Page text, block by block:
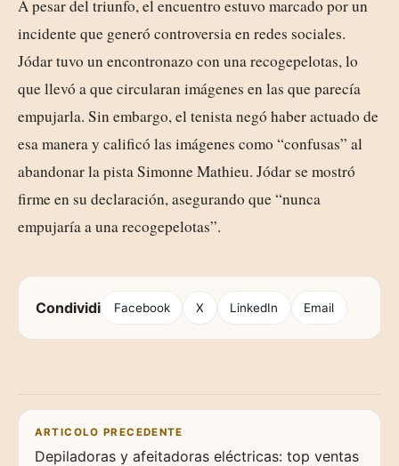
A pesar del triunfo, el encuentro estuvo marcado por un
incidente que generó controversia en redes sociales.
Jódar tuvo un encontronazo con una recogepelotas, lo
que llevó a que circularan imágenes en las que parecía
empujarla. Sin embargo, el tenista negó haber actuado de
esa manera y calificó las imágenes como “confusas” al
abandonar la pista Simonne Mathieu. Jódar se mostró
firme en su declaración, asegurando que “nunca
empujaría a una recogepelotas”.
Condividi Facebook X LinkedIn Email
Navigazione articoli
ARTICOLO PRECEDENTE
Depiladoras y afeitadoras eléctricas: top ventas